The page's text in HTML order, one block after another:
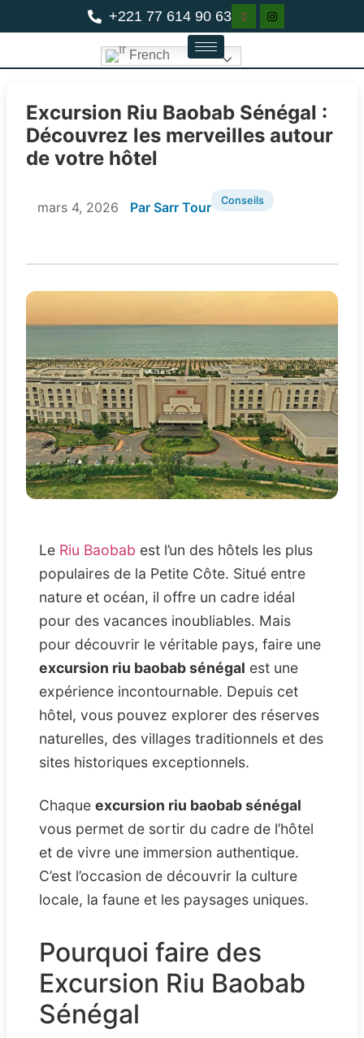
+221 77 614 90 63
French
Excursion Riu Baobab Sénégal :
Découvrez les merveilles autour
de votre hôtel
mars 4, 2026 Par Sarr Tour Conseils
Le Riu Baobab est l’un des hôtels les plus
populaires de la Petite Côte. Situé entre
nature et océan, il offre un cadre idéal
pour des vacances inoubliables. Mais
pour découvrir le véritable pays, faire une
excursion riu baobab sénégal est une
expérience incontournable. Depuis cet
hôtel, vous pouvez explorer des réserves
naturelles, des villages traditionnels et des
sites historiques exceptionnels.
Chaque excursion riu baobab sénégal
vous permet de sortir du cadre de l’hôtel
et de vivre une immersion authentique.
C’est l’occasion de découvrir la culture
locale, la faune et les paysages uniques.
Pourquoi faire des
Excursion Riu Baobab
Sénégal